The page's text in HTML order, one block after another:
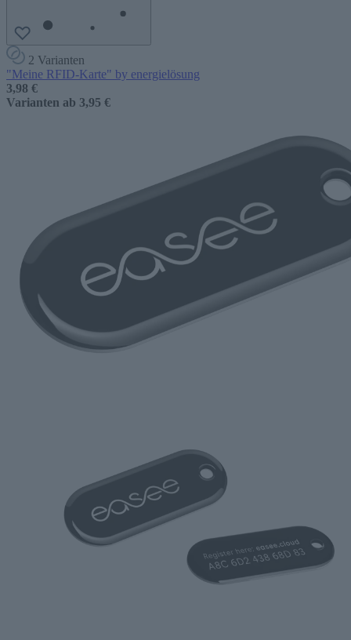
2 Varianten
"Meine RFID-Karte" by energielösung
3,98 €
Varianten ab 3,95 €